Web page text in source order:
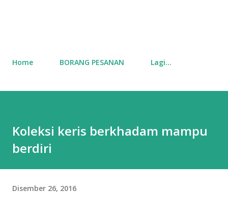
Home BORANG PESANAN Lagi…
Koleksi keris berkhadam mampu
berdiri
Disember 26, 2016